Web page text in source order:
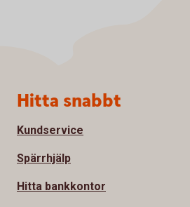
Sidfot
Hitta snabbt
Kundservice
Spärrhjälp
Hitta bankkontor